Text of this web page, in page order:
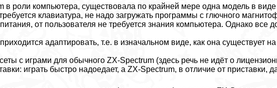
роли компьютера, существовала по крайней мере одна модель в виде
клавиатура, не надо загружать программы с глючного
от пользователя не требуется знания компьютера. Однако все
адаптировать, т.е. в изначальном виде, как она существует на
с играми для обычного ZX-Spectrum (здесь речь не идёт о
играть быстро надоедает, а ZX-Spectrum, в отличие от приставки,